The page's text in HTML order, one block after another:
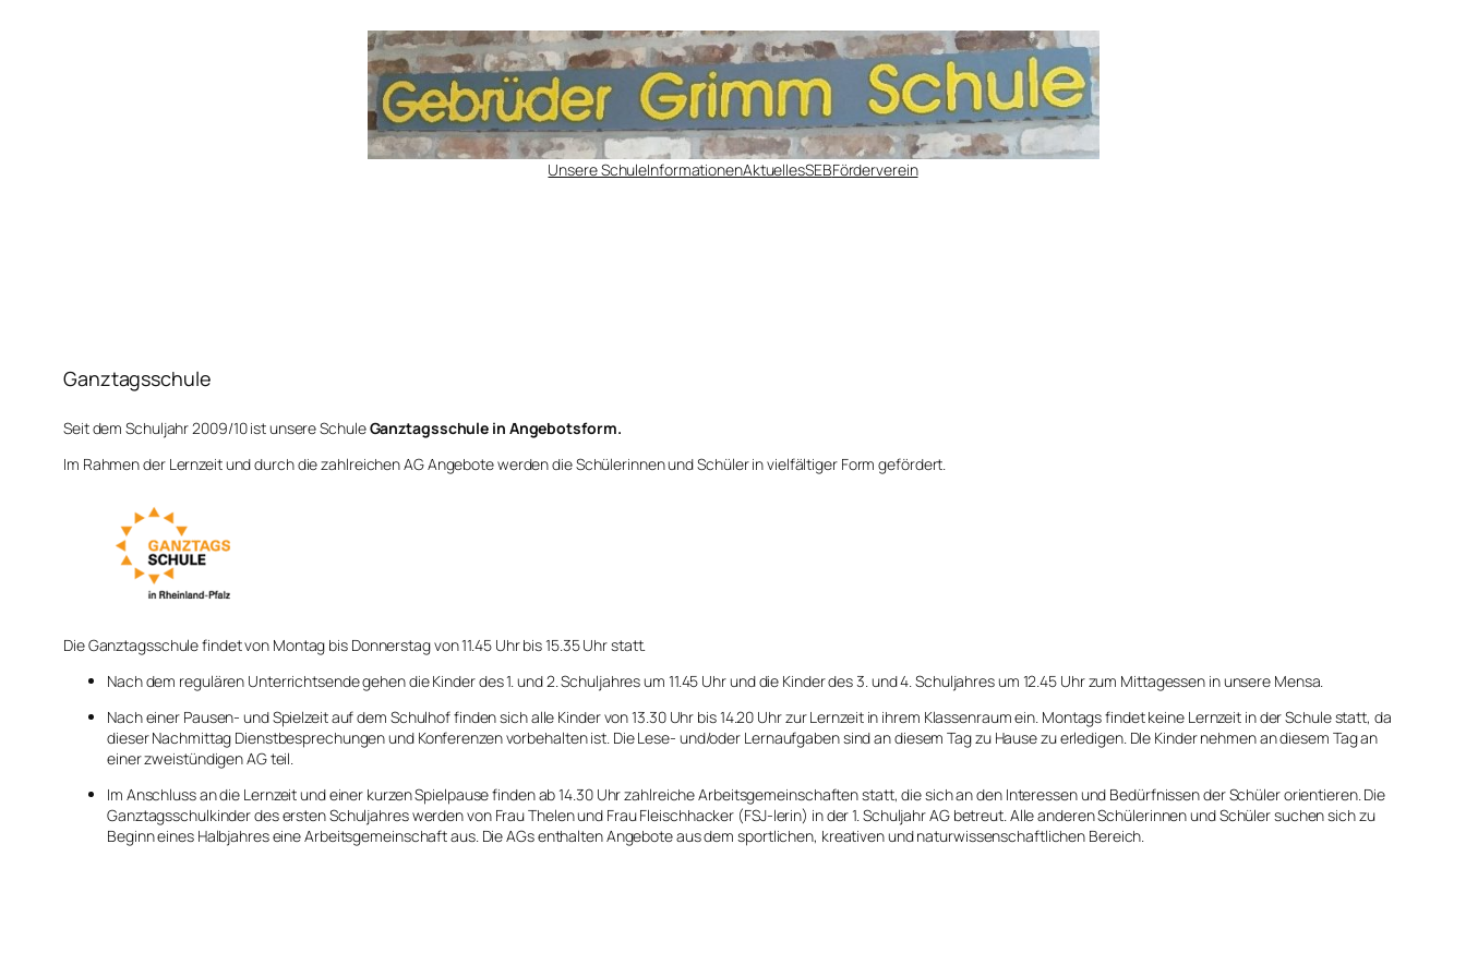
Unsere SchuleInformationenAktuellesSEBFörderverein
Ganztagsschule
Seit dem Schuljahr 2009/10 ist unsere SchuleGanztagsschule in Angebotsform.
Im Rahmen der Lernzeit und durch die zahlreichen AG Angebote werden die Schülerinnen und Schüler in vielfältiger Form gefördert.
Die Ganztagsschule findet von Montag bis Donnerstag von 11.45 Uhr bis 15.35 Uhr statt.
Nach dem regulären Unterrichtsende gehen die Kinder des 1. und 2. Schuljahres um 11.45 Uhr und die Kinder des 3. und 4. Schuljahres um 12.45 Uhr zum Mittagessen in unsere Mensa.
Nach einer Pausen- und Spielzeit auf dem Schulhof finden sich alle Kinder von 13.30 Uhr bis 14.20 Uhr zur Lernzeit in ihrem Klassenraum ein. Montags findet keine Lernzeit in der Schule statt, da
dieser Nachmittag Dienstbesprechungen und Konferenzen vorbehalten ist. Die Lese- und/oder Lernaufgaben sind an diesem Tag zu Hause zu erledigen. DIe Kinder nehmen an diesem Tag an
einer zweistündigen AG teil.
Im Anschluss an die Lernzeit und einer kurzen Spielpause finden ab 14.30 Uhr zahlreiche Arbeitsgemeinschaften statt, die sich an den Interessen und Bedürfnissen der Schüler orientieren. Die
Ganztagsschulkinder des ersten Schuljahres werden von Frau Thelen und Frau Fleischhacker (FSJ-lerin) in der 1. Schuljahr AG betreut. Alle anderen Schülerinnen und Schüler suchen sich zu
Beginn eines Halbjahres eine Arbeitsgemeinschaft aus. Die AGs enthalten Angebote aus dem sportlichen, kreativen und naturwissenschaftlichen Bereich.